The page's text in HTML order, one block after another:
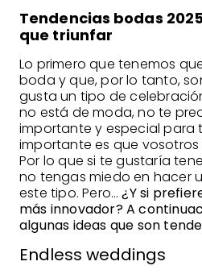
Tendencias bodas
que triunfar
Lo primero que tenemos
boda y que, por lo tanto,
gusta un tipo de
no está de moda, no te
importante y especial para
importante es que
Por lo que si te gustaría
no tengas miedo en hacer
este tipo. Pero…¿Y si
más innovador? A
algunas ideas que son
Endless weddings